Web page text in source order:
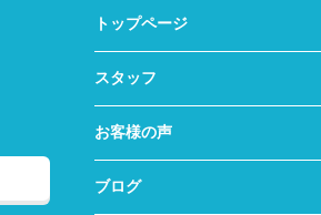
トップページ
スタッフ
お客様の声
ブログ